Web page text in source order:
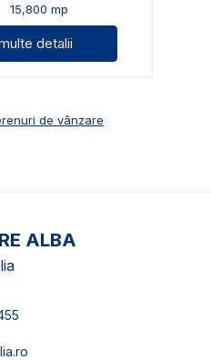
15,800 mp
detalii
de vânzare
ALBA